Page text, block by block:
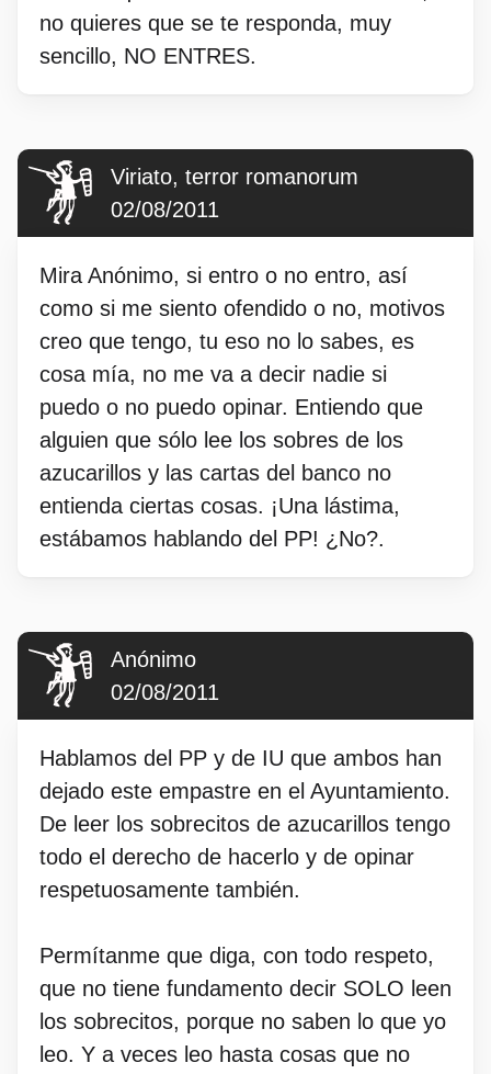
no quieres que se te responda, muy
sencillo, NO ENTRES.
Viriato, terror romanorum
02/08/2011
Mira Anónimo, si entro o no entro, así
como si me siento ofendido o no, motivos
creo que tengo, tu eso no lo sabes, es
cosa mía, no me va a decir nadie si
puedo o no puedo opinar. Entiendo que
alguien que sólo lee los sobres de los
azucarillos y las cartas del banco no
entienda ciertas cosas. ¡Una lástima,
estábamos hablando del PP! ¿No?.
Anónimo
02/08/2011
Hablamos del PP y de IU que ambos han
dejado este empastre en el Ayuntamiento.
De leer los sobrecitos de azucarillos tengo
todo el derecho de hacerlo y de opinar
respetuosamente también.
Permítanme que diga, con todo respeto,
que no tiene fundamento decir SOLO leen
los sobrecitos, porque no saben lo que yo
leo. Y a veces leo hasta cosas que no